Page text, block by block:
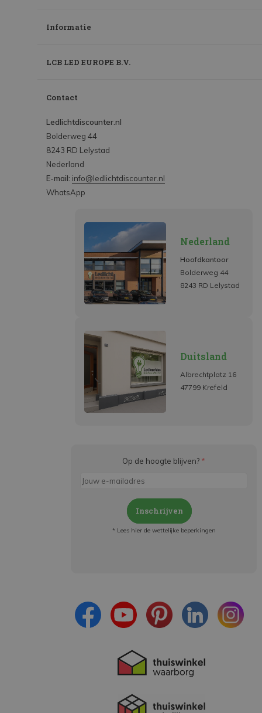
Informatie
LCB LED EUROPE B.V.
Contact
Ledlichtdiscounter.nl
Bolderweg 44
8243 RD Lelystad
Nederland
E-mail: info@ledlichtdiscounter.nl
WhatsApp
Nederland
Hoofdkantoor
Bolderweg 44
8243 RD Lelystad
Duitsland
Albrechtplatz 16
47799 Krefeld
Op de hoogte blijven? *
Inschrijven
* Lees hier de wettelijke beperkingen